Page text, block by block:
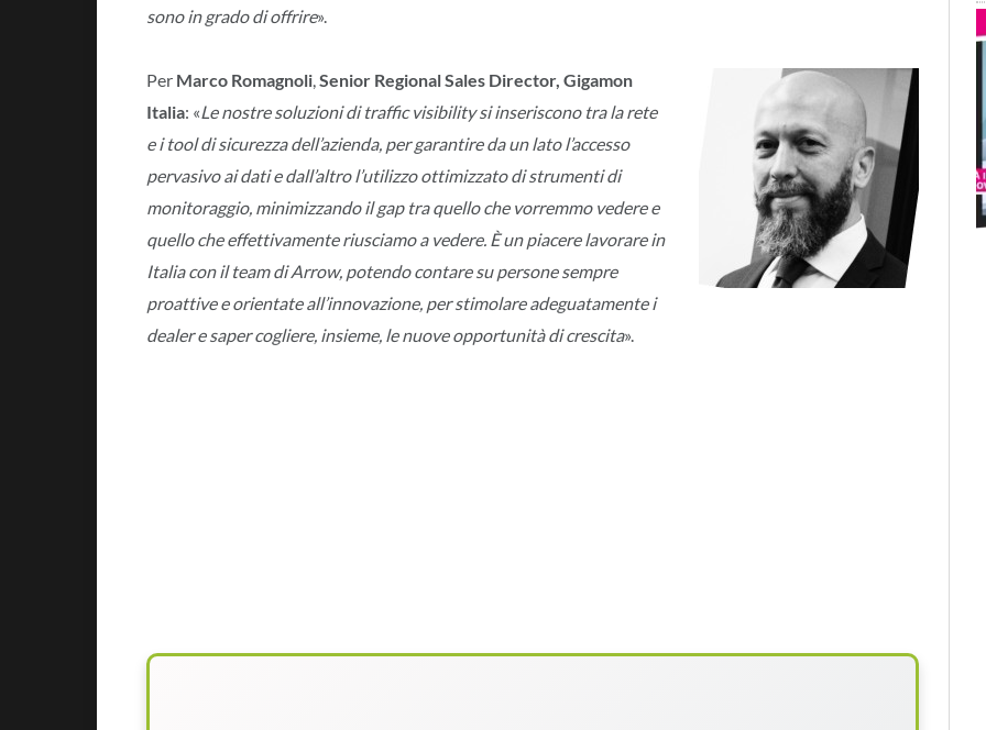
sono in grado di offrire».
Per Marco Romagnoli,Senior Regional Sales Director, Gigamon
Italia: «Le nostre soluzioni di traffic visibility si inseriscono tra la rete
e i tool di sicurezza dell’azienda, per garantire da un lato l’accesso
pervasivo ai dati e dall’altro l’utilizzo ottimizzato di strumenti di
monitoraggio, minimizzando il gap tra quello che vorremmo vedere e
quello che effettivamente riusciamo a vedere. È un piacere lavorare in
Italia con il team di Arrow, potendo contare su persone sempre
proattive e orientate all’innovazione, per stimolare adeguatamente i
dealer e saper cogliere, insieme, le nuove opportunità di crescita».